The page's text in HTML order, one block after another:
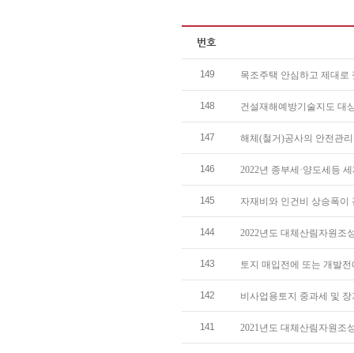
149 목조주택 안심하고 제대로
148 건설재해예방기술지도 대
147 해체(철거)공사의 안전관
146 2022년 종부세·양도세등
145 자재비와 인건비 상승폭이
144 2022년도 대체산림자원조
143 토지 매입전에 또는 개발
142 비사업용토지 중과세 및
141 2021년도 대체산림자원조